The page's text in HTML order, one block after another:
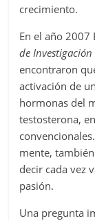
crecimiento.
En el año 2007
de Investigación
encontraron
activación de
hormonas del
testosterona,
mente,
decir cada vez
pasión.
Una pregunta